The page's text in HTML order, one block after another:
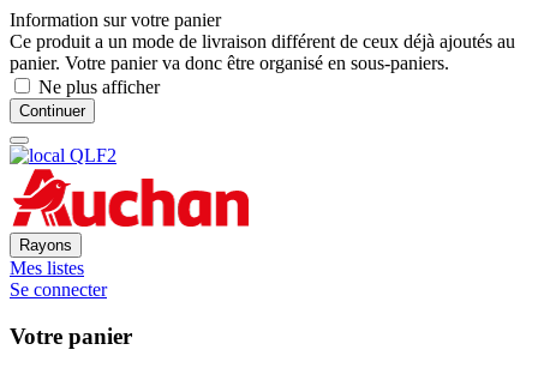
Information sur votre panier
Ce produit a un mode de livraison différent de ceux déjà ajoutés au
panier. Votre panier va donc être organisé en sous-paniers.
Ne plus afficher
Continuer
Rayons
Mes listes
Se connecter
Votre panier